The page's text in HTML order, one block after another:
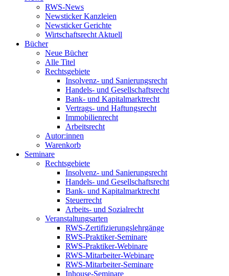
RWS-News
Newsticker Kanzleien
Newsticker Gerichte
Wirtschaftsrecht Aktuell
Bücher
Neue Bücher
Alle Titel
Rechtsgebiete
Insolvenz- und Sanierungsrecht
Handels- und Gesellschaftsrecht
Bank- und Kapitalmarktrecht
Vertrags- und Haftungsrecht
Immobilienrecht
Arbeitsrecht
Autor:innen
Warenkorb
Seminare
Rechtsgebiete
Insolvenz- und Sanierungsrecht
Handels- und Gesellschaftsrecht
Bank- und Kapitalmarktrecht
Steuerrecht
Arbeits- und Sozialrecht
Veranstaltungsarten
RWS-Zertifizierungslehrgänge
RWS-Praktiker-Seminare
RWS-Praktiker-Webinare
RWS-Mitarbeiter-Webinare
RWS-Mitarbeiter-Seminare
Inhouse-Seminare